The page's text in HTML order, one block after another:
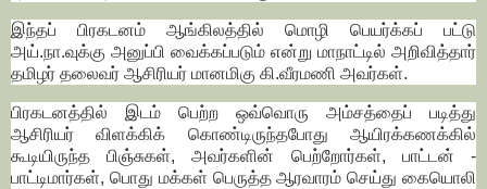
இந்தப் பிரகடனம் ஆங்கிலத்தில் மொழி பெயர்க்கப் பட்டு
அய்.நா.வுக்கு அனுப்பி வைக்கப்படும் என்று மாநாட்டில் அறிவித்தார்
தமிழர் தலைவர் ஆசிரியர் மானமிகு கி.வீரமணி அவர்கள்.
பிரகடனத்தில் இடம் பெற்ற ஒவ்வொரு அம்சத்தைப் படித்து
ஆசிரியர் விளக்கிக் கொண்டிருந்தபோது ஆயிரக்கணக்கில்
கூடியிருந்த பிஞ்சுகள், அவர்களின் பெற்றோர்கள், பாட்டன் -
பாட்டிமார்கள், பொது மக்கள் பெருத்த ஆரவாரம் செய்து கையொலி